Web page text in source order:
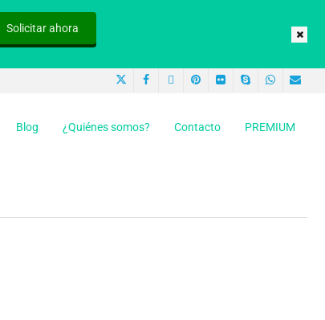
Solicitar ahora
Blog ¿Quiénes somos? Contacto PREMIUM